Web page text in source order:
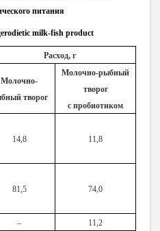
питания
milk-fish product
Расход, г
Молочно-
творог
Молочно-рыбный
творог
с пробиотиком
14,8 11,8
81,5 74,0
–
11,2